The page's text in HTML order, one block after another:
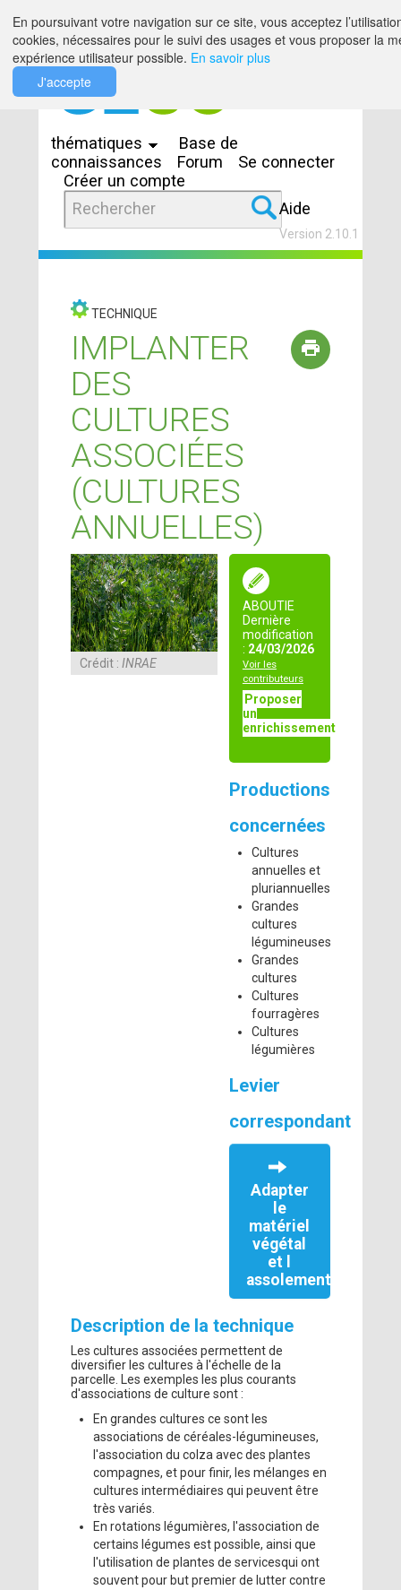
thématiques
Base de
connaissances
Forum
Se connecter
Créer un compte
Aide
Version 2.10.1
TECHNIQUE
IMPLANTER
DES
CULTURES
ASSOCIÉES
(CULTURES
ANNUELLES)
ABOUTIE
Dernière
modification
: 24/03/2026
Voir les
contributeurs
Proposer
un
enrichissement
Productions
concernées
Cultures
annuelles et
pluriannuelles
Grandes
cultures
légumineuses
Grandes
cultures
Cultures
fourragères
Cultures
légumières
Levier
correspondant
Adapter
le
matériel
végétal
et l
assolement
Crédit :INRAE
Description de la technique
Les cultures associées permettent de
diversifier les cultures à l'échelle de la
parcelle. Les exemples les plus courants
d'associations de culture sont :
En grandes cultures ce sont les
associations de céréales-légumineuses,
l'association du colza avec des plantes
compagnes, et pour finir, les mélanges en
cultures intermédiaires qui peuvent être
très variés.
En rotations légumières, l'association de
certains légumes est possible, ainsi que
l'utilisation de plantes de servicesqui ont
souvent pour but premier de lutter contre
En poursuivant votre navigation sur ce site, vous acceptez
cookies, nécessaires pour le suivi des usages et vous proposer la
expérience utilisateur possible. En savoir plus
J'accepte